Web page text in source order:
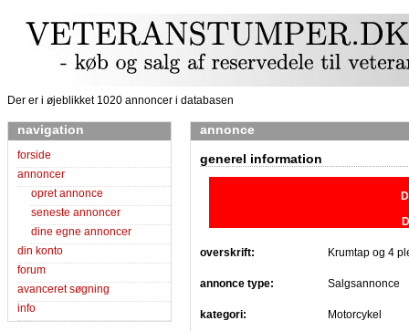
Der er i øjeblikket 1020 annoncer i databasen
navigation
forside
annoncer
opret annonce
seneste annoncer
dine egne annoncer
din konto
forum
avanceret søgning
info
annonce
generel information
overskrift: Krumtap og 4
annonce type: Salgsannonce
kategori: Motorcykel